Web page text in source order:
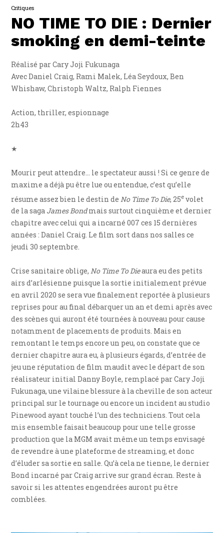
Critiques
NO TIME TO DIE : Dernier
smoking en demi-teinte
Réalisé par Cary Joji Fukunaga
Avec Daniel Craig, Rami Malek, Léa Seydoux, Ben
Whishaw, Christoph Waltz, Ralph Fiennes
Action, thriller, espionnage
2h43
★
Mourir peut attendre… le spectateur aussi ! Si ce genre de
maxime a déjà pu être lue ou entendue, c’est qu’elle
résume assez bien le destin de No Time To Die, 25e volet
de la saga James Bondmais surtout cinquième et dernier
chapitre avec celui qui a incarné 007 ces 15 dernières
années : Daniel Craig. Le film sort dans nos salles ce
jeudi 30 septembre.
Crise sanitaire oblige,No Time To Dieaura eu des petits
airs d’arlésienne puisque la sortie initialement prévue
en avril 2020 se sera vue finalement reportée à plusieurs
reprises pour au final débarquer un an et demi après avec
des scènes qui auront été tournées à nouveau pour cause
notamment de placements de produits. Mais en
remontant le temps encore un peu, on constate que ce
dernier chapitre aura eu, à plusieurs égards, d’entrée de
jeu une réputation de film maudit avec le départ de son
réalisateur initial Danny Boyle, remplacé par Cary Joji
Fukunaga, une vilaine blessure à la cheville de son acteur
principal sur le tournage ou encore un incident au studio
Pinewood ayant touché l’un des techniciens. Tout cela
mis ensemble faisait beaucoup pour une telle grosse
production que la MGM avait même un temps envisagé
de revendre à une plateforme de streaming, et donc
d’éluder sa sortie en salle. Qu’à cela ne tienne, le dernier
Bond incarné par Craig arrive sur grand écran. Reste à
savoir si les attentes engendrées auront pu être
comblées.